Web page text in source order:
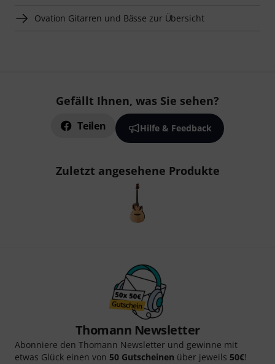
Ovation Gitarren und Bässe zur Übersicht
Gefällt Ihnen, was Sie sehen?
Teilen Hilfe & Feedback
Zuletzt angesehene Produkte
Thomann Newsletter
Abonniere den Thomann Newsletter und gewinne mit
etwas Glück einen von 50 Gutscheinen über jeweils 50€!